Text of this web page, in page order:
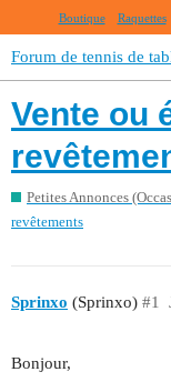
Boutique Raquettes
Forum de tennis de
Vente ou
Petites Annonces
revêtements
Sprinxo (Sprinxo) #1
Bonjour,